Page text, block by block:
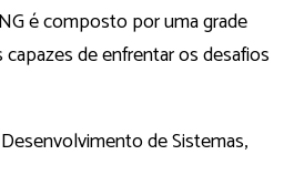
é composto por uma grade
de enfrentar os desafios
de Sistemas,